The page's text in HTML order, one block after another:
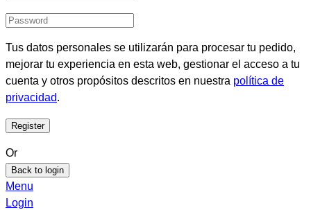
Tus datos personales se utilizarán para procesar tu pedido,
mejorar tu experiencia en esta web, gestionar el acceso a tu
cuenta y otros propósitos descritos en nuestra política de
privacidad.
Or
Back to login
Menu
Login